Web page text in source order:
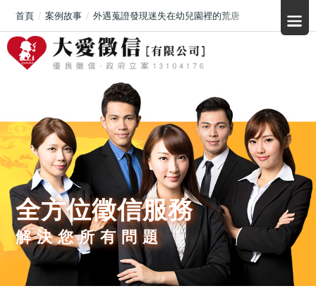
全方位徵信服務
解決您所有問題
首頁 案例故事 外遇蒐證發現迷失在幼兒園裡的荒唐